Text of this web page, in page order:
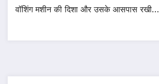
वॉशिंग मशीन की दिशा और उसके आसपास रखी…